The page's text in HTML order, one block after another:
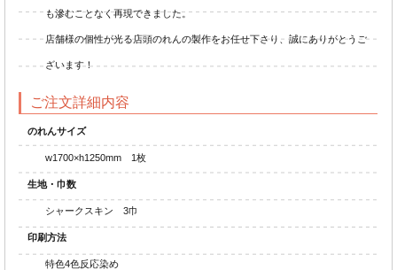
も滲むことなく再現できました。
店舗様の個性が光る店頭のれんの製作をお任せ下さり、誠にありがとうご
ざいます！
ご注文詳細内容
のれんサイズ
w1700×h1250mm 1枚
生地・巾数
シャークスキン 3巾
印刷方法
特色4色反応染め